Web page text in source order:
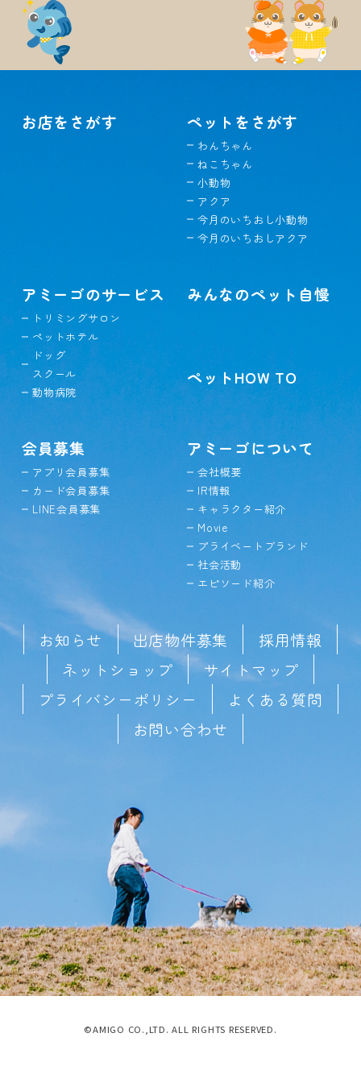
お店をさがす ペットをさがす
わんちゃん
ねこちゃん
小動物
アクア
今月のいちおし小動物
今月のいちおしアクア
アミーゴのサービス
トリミングサロン
ペットホテル
ドッグ
スクール
動物病院
みんなのペット自慢
ペットHOW TO
会員募集
アプリ会員募集
カード会員募集
LINE会員募集
アミーゴについて
会社概要
IR情報
キャラクター紹介
Movie
プライベートブランド
社会活動
エピソード紹介
お知らせ 出店物件募集
採用情報
ネットショップ
サイトマップ
プライバシーポリシー
よくある質問
お問い合わせ
©AMIGO CO.,LTD. ALL RIGHTS RESERVED.